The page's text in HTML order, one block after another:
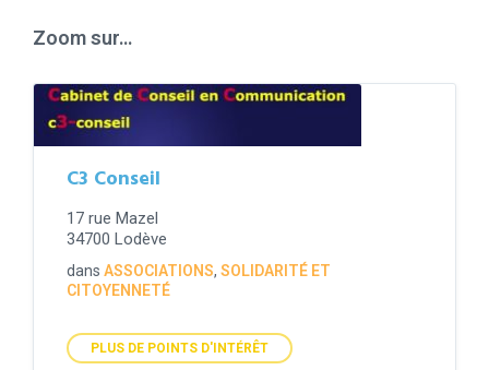
Zoom sur…
C3 Conseil
17 rue Mazel
34700 Lodève
dans ASSOCIATIONS, SOLIDARITÉ ET
CITOYENNETÉ
PLUS DE POINTS D'INTÉRÊT